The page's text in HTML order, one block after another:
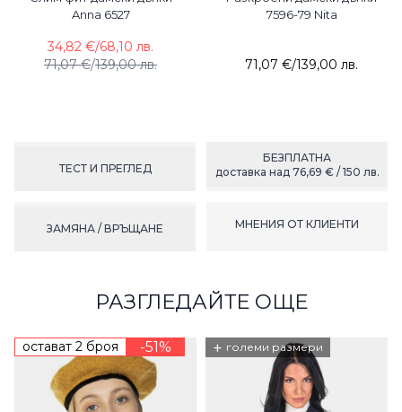
Anna 6527
71,07 €/139,00 лв.
34,82 €/68,10 лв.
7596-79 Nita
71,07 €/139,00 лв.
ТЕСТ И ПРЕГЛЕД
БЕЗПЛАТНА
доставка над 76,69 € / 150 лв.
ЗАМЯНА / ВРЪЩАНЕ МНЕНИЯ ОТ КЛИЕНТИ
РАЗГЛЕДАЙТЕ ОЩЕ
остават 2 броя -51% + големи размери